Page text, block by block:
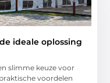
ideale oplossing
slimme keuze voor
voordelen